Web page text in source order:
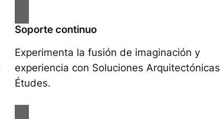
Soporte continuo
Experimenta la fusión de imaginación y
experiencia con Soluciones Arquitectónicas
Études.